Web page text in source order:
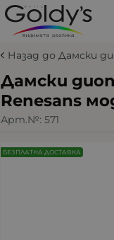
Назад до Дамски
Дамски
Renesans
Арт.№: 571
БЕЗПЛАТНА ДОСТАВКА